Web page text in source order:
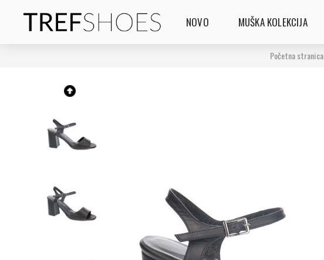
NOVO MUŠKA KOLEKCIJA
Početna stranica